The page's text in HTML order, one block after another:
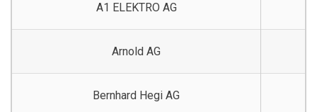
A1 ELEKTRO AG
Arnold AG
Bernhard Hegi AG